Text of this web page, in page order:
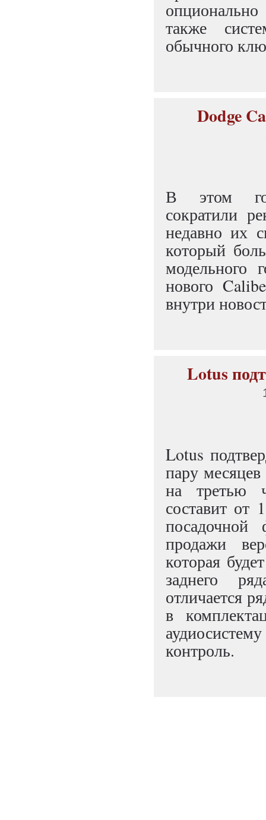
также
обычного
Dodge
В этом
сократили
недавно их
который
модельного
нового
внутри
Lotus
Lotus
пару
на третью
составит от
продажи
которая
заднего
отличается
в
контроль.